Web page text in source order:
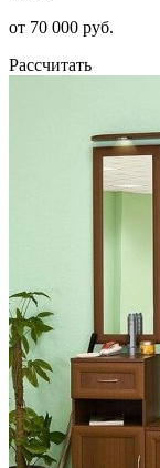
от 70 000 руб.
Рассчитать